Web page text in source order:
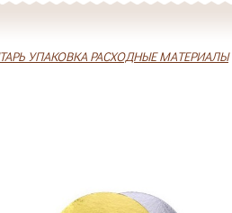
УПАКОВКА РАСХОДНЫЕ МАТЕРИАЛЫ